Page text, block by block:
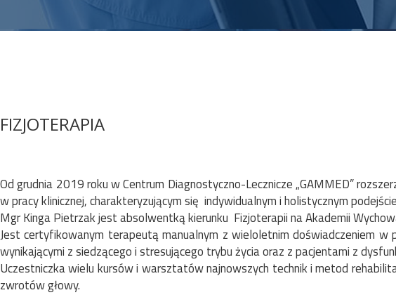
FIZJOTERAPIA
Od grudnia 2019 roku w Centrum Diagnostyczno-Lecznicze „GAMMED”
w pracy klinicznej, charakteryzującym się indywidualnym i holistycznym
Mgr Kinga Pietrzak jest absolwentką kierunku Fizjoterapii na Akademii
Jest certyfikowanym terapeutą manualnym z wieloletnim doświadczeniem w
wynikającymi z siedzącego i stresującego trybu życia oraz z pacjentami z
Uczestniczka wielu kursów i warsztatów najnowszych technik i metod
zwrotów głowy.